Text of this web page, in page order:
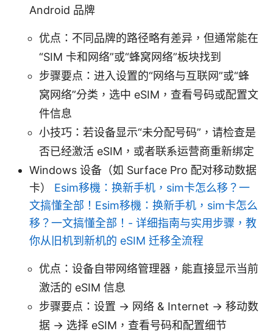
Android 品牌
优点：不同品牌的路径略有差异，但通常能在
“SIM 卡和网络”或“蜂窝网络”板块找到
步骤要点：进入设置的“网络与互联网”或“蜂
窝网络”分类，选中 eSIM，查看号码或配置文
件信息
小技巧：若设备显示“未分配号码”，请检查是
否已经激活 eSIM，或者联系运营商重新绑定
Windows 设备（如 Surface Pro 配对移动数据
卡） Esim移機：换新手机，sim卡怎么移？一
文搞懂全部！Esim移機：换新手机，sim卡怎么
移？一文搞懂全部！- 详细指南与实用步骤，教
你从旧机到新机的 eSIM 迁移全流程
优点：设备自带网络管理器，能直接显示当前
激活的 eSIM 信息
步骤要点：设置 → 网络 & Internet → 移动数
据 → 选择 eSIM，查看号码和配置细节